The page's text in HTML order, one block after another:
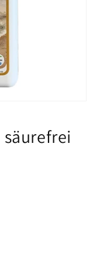
säurefrei